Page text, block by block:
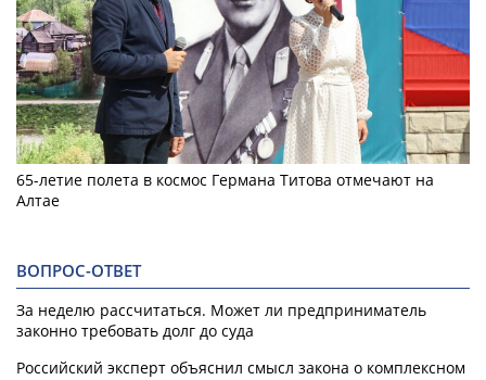
65-летие полета в космос Германа Титова отмечают на
Алтае
ВОПРОС-ОТВЕТ
За неделю рассчитаться. Может ли предприниматель
законно требовать долг до суда
Российский эксперт объяснил смысл закона о комплексном